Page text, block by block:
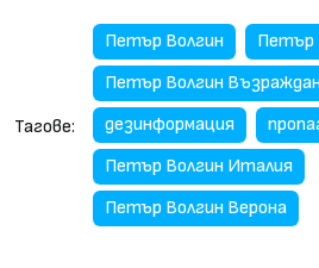
Тагове:
Петър Волгин
Петър
Петър Волгин
дезинформация
Петър Волгин Италия
Петър Волгин Верона